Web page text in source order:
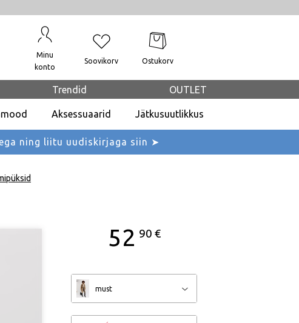
Minu
konto
Soovikorv Ostukorv
Aksessuaarid Jätkusuutlikkus
Trendid OUTLET
ning liitu uudiskirjaga siin ➤
52 90 €
must